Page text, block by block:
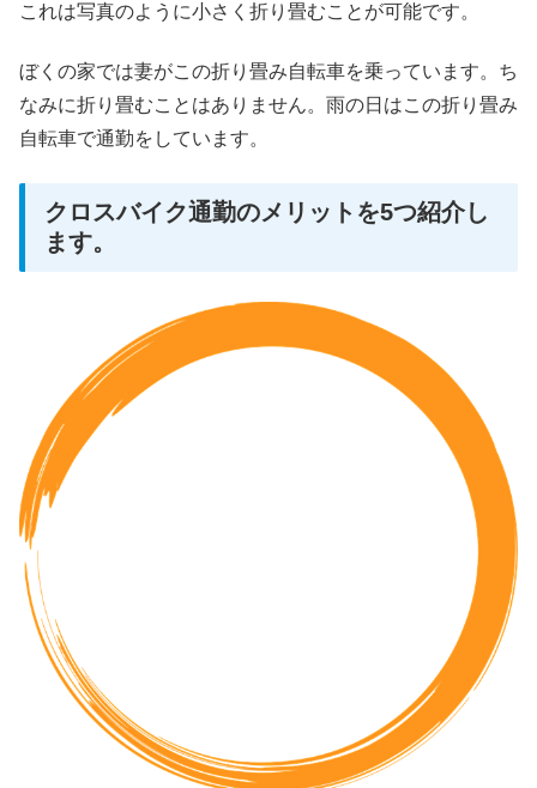
これは写真のように小さく折り畳むことが可能です。
ぼくの家では妻がこの折り畳み自転車を乗っています。ち
なみに折り畳むことはありません。雨の日はこの折り畳み
自転車で通勤をしています。
クロスバイク通勤のメリットを5つ紹介し
ます。